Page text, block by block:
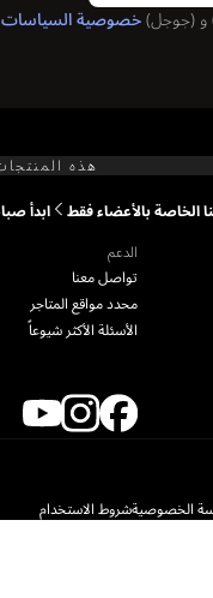
و (جوجل) خصوصية السياسات
هذه
الخاصة بالأعضاء فقط
ابدأ
الدعم
تواصل معنا
محدد مواقع المتاجر
الأسئلة الأكثر شيوعاً
الخصوصيةشروط الاستخدام